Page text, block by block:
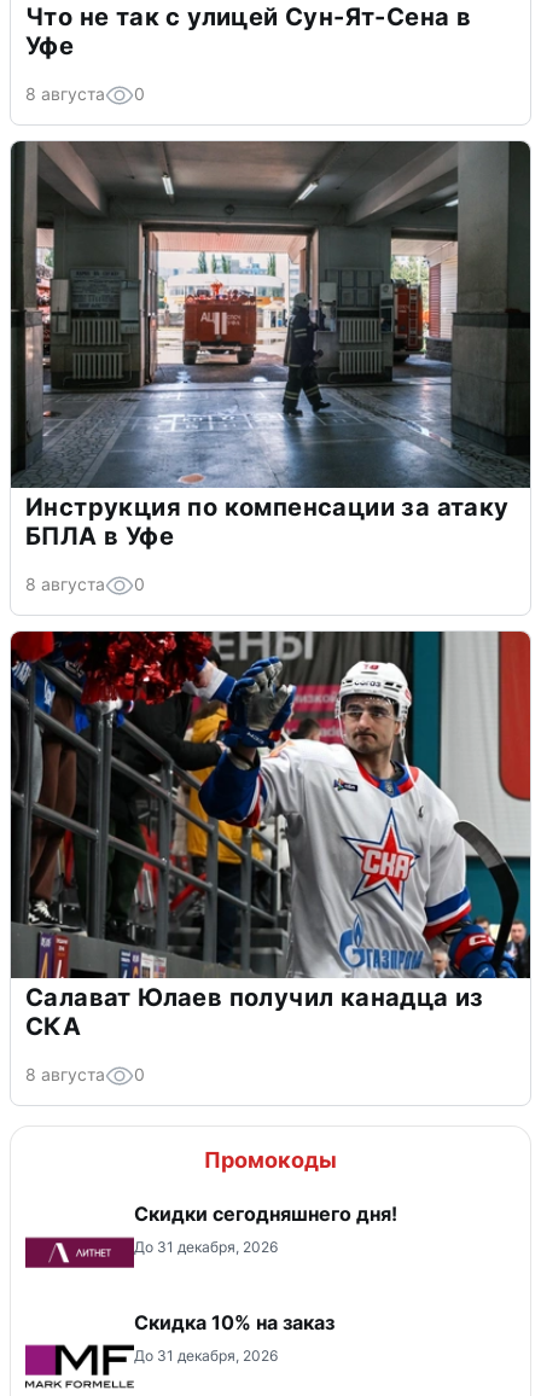
Что не так с улицей Сун-Ят-Сена в
Уфе
8 августа 0
Инструкция по компенсации за атаку
БПЛА в Уфе
8 августа 0
Салават Юлаев получил канадца из
СКА
8 августа 0
Промокоды
Скидки сегодняшнего дня!
До 31 декабря, 2026
Скидка 10% на заказ
До 31 декабря, 2026